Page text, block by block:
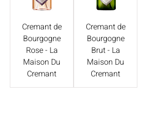
Cremant de
Bourgogne
Rose - La
Maison Du
Cremant
Cremant de
Bourgogne
Brut - La
Maison Du
Cremant